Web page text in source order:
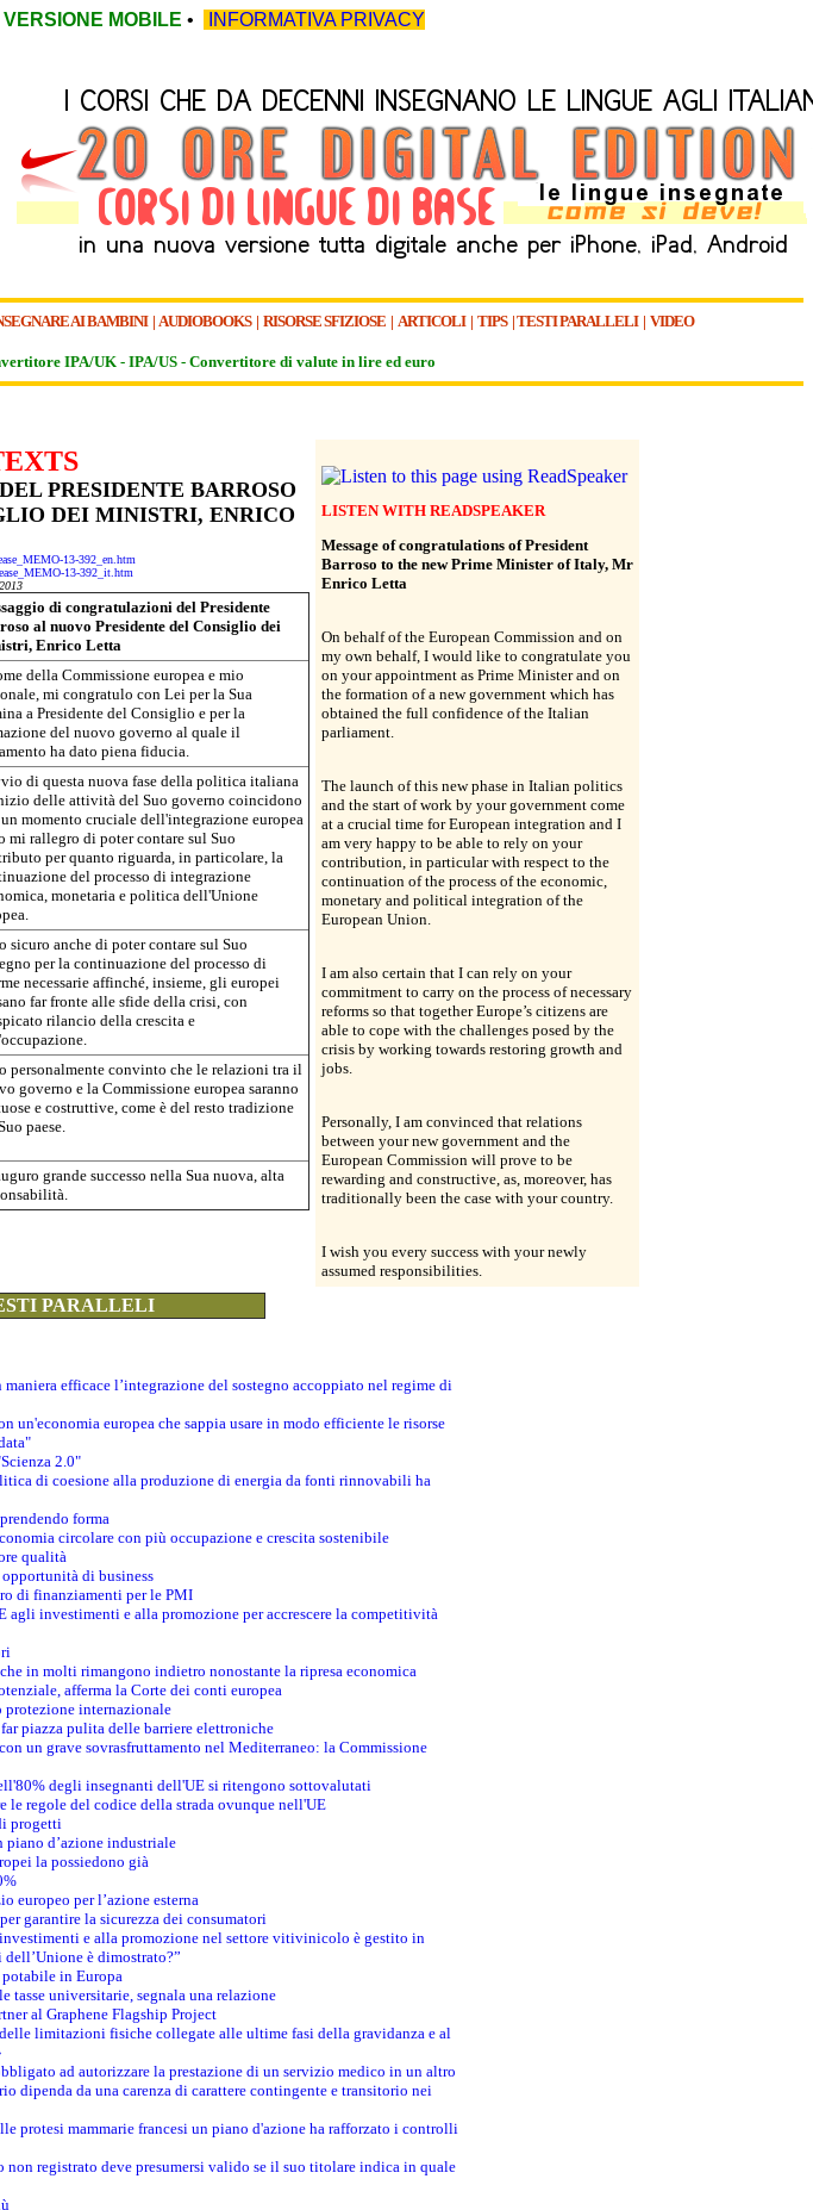
VERSIONE MOBILE • INFORMATIVA PRIVACY
AI BAMBINI| AUDIOBOOKS| RISORSE SFIZIOSE | ARTICOLI| TIPS|TESTI PARALLELI| VIDEO
IPA/UK - IPA/US - Convertitore di valute in lire ed euro
PRESIDENTE BARROSO
DEI MINISTRI, ENRICO
13-392_en.htm
13-392_it.htm
di congratulazioni del Presidente
al nuovo Presidente del Consiglio dei
Enrico Letta
della Commissione europea e mio
mi congratulo con Lei per la Sua
a Presidente del Consiglio e per la
del nuovo governo al quale il
ha dato piena fiducia.
di questa nuova fase della politica italiana
delle attività del Suo governo coincidono
momento cruciale dell'integrazione europea
mi rallegro di poter contare sul Suo
per quanto riguarda, in particolare, la
del processo di integrazione
monetaria e politica dell'Unione
sicuro anche di poter contare sul Suo
per la continuazione del processo di
necessarie affinché, insieme, gli europei
far fronte alle sfide della crisi, con
rilancio della crescita e
personalmente convinto che le relazioni tra il
governo e la Commissione europea saranno
e costruttive, come è del resto tradizione
paese.
grande successo nella Sua nuova, alta
LISTEN WITH READSPEAKER
Message of congratulations of President
Barroso to the new Prime Minister of Italy, Mr
Enrico Letta
On behalf of the European Commission and on
my own behalf, I would like to congratulate you
on your appointment as Prime Minister and on
the formation of a new government which has
obtained the full confidence of the Italian
parliament.
The launch of this new phase in Italian politics
and the start of work by your government come
at a crucial time for European integration and I
am very happy to be able to rely on your
contribution, in particular with respect to the
continuation of the process of the economic,
monetary and political integration of the
European Union.
I am also certain that I can rely on your
commitment to carry on the process of necessary
reforms so that together Europe’s citizens are
able to cope with the challenges posed by the
crisis by working towards restoring growth and
jobs.
Personally, I am convinced that relations
between your new government and the
European Commission will prove to be
rewarding and constructive, as, moreover, has
traditionally been the case with your country.
I wish you every success with your newly
assumed responsibilities.
PARALLELI
efficace l’integrazione del sostegno accoppiato nel regime di
un'economia europea che sappia usare in modo efficiente le risorse
2.0"
di coesione alla produzione di energia da fonti rinnovabili ha
forma
circolare con più occupazione e crescita sostenibile
qualità
di business
di finanziamenti per le PMI
agli investimenti e alla promozione per accrescere la competitività
in molti rimangono indietro nonostante la ripresa economica
afferma la Corte dei conti europea
protezione internazionale
piazza pulita delle barriere elettroniche
un grave sovrasfruttamento nel Mediterraneo: la Commissione
degli insegnanti dell'UE si ritengono sottovalutati
le regole del codice della strada ovunque nell'UE
progetti
piano d’azione industriale
la possiedono già
europeo per l’azione esterna
garantire la sicurezza dei consumatori
e alla promozione nel settore vitivinicolo è gestito in
è dimostrato?”
in Europa
tasse universitarie, segnala una relazione
al Graphene Flagship Project
limitazioni fisiche collegate alle ultime fasi della gravidanza e al
ad autorizzare la prestazione di un servizio medico in un altro
dipenda da una carenza di carattere contingente e transitorio nei
protesi mammarie francesi un piano d'azione ha rafforzato i controlli
registrato deve presumersi valido se il suo titolare indica in quale